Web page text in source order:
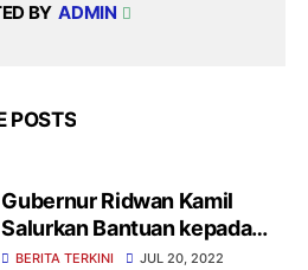
BY ADMIN
POSTS
Gubernur Ridwan Kamil
Salurkan Bantuan kepada
Warga Bogor Terdampak
BERITA TERKINI JUL 20, 2022